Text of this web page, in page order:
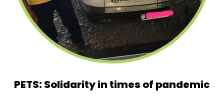
PETS: Solidarity in times of pandemic